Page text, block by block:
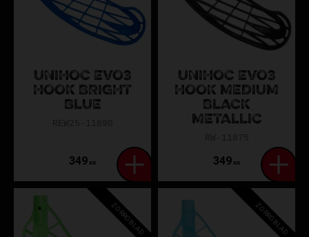
UNIHOC EVO3
HOOK BRIGHT
BLUE
349 KR
UNIHOC EVO3
HOOK MEDIUM
BLACK
METALLIC
349 KR
ZORROBLAD ZORROBLAD